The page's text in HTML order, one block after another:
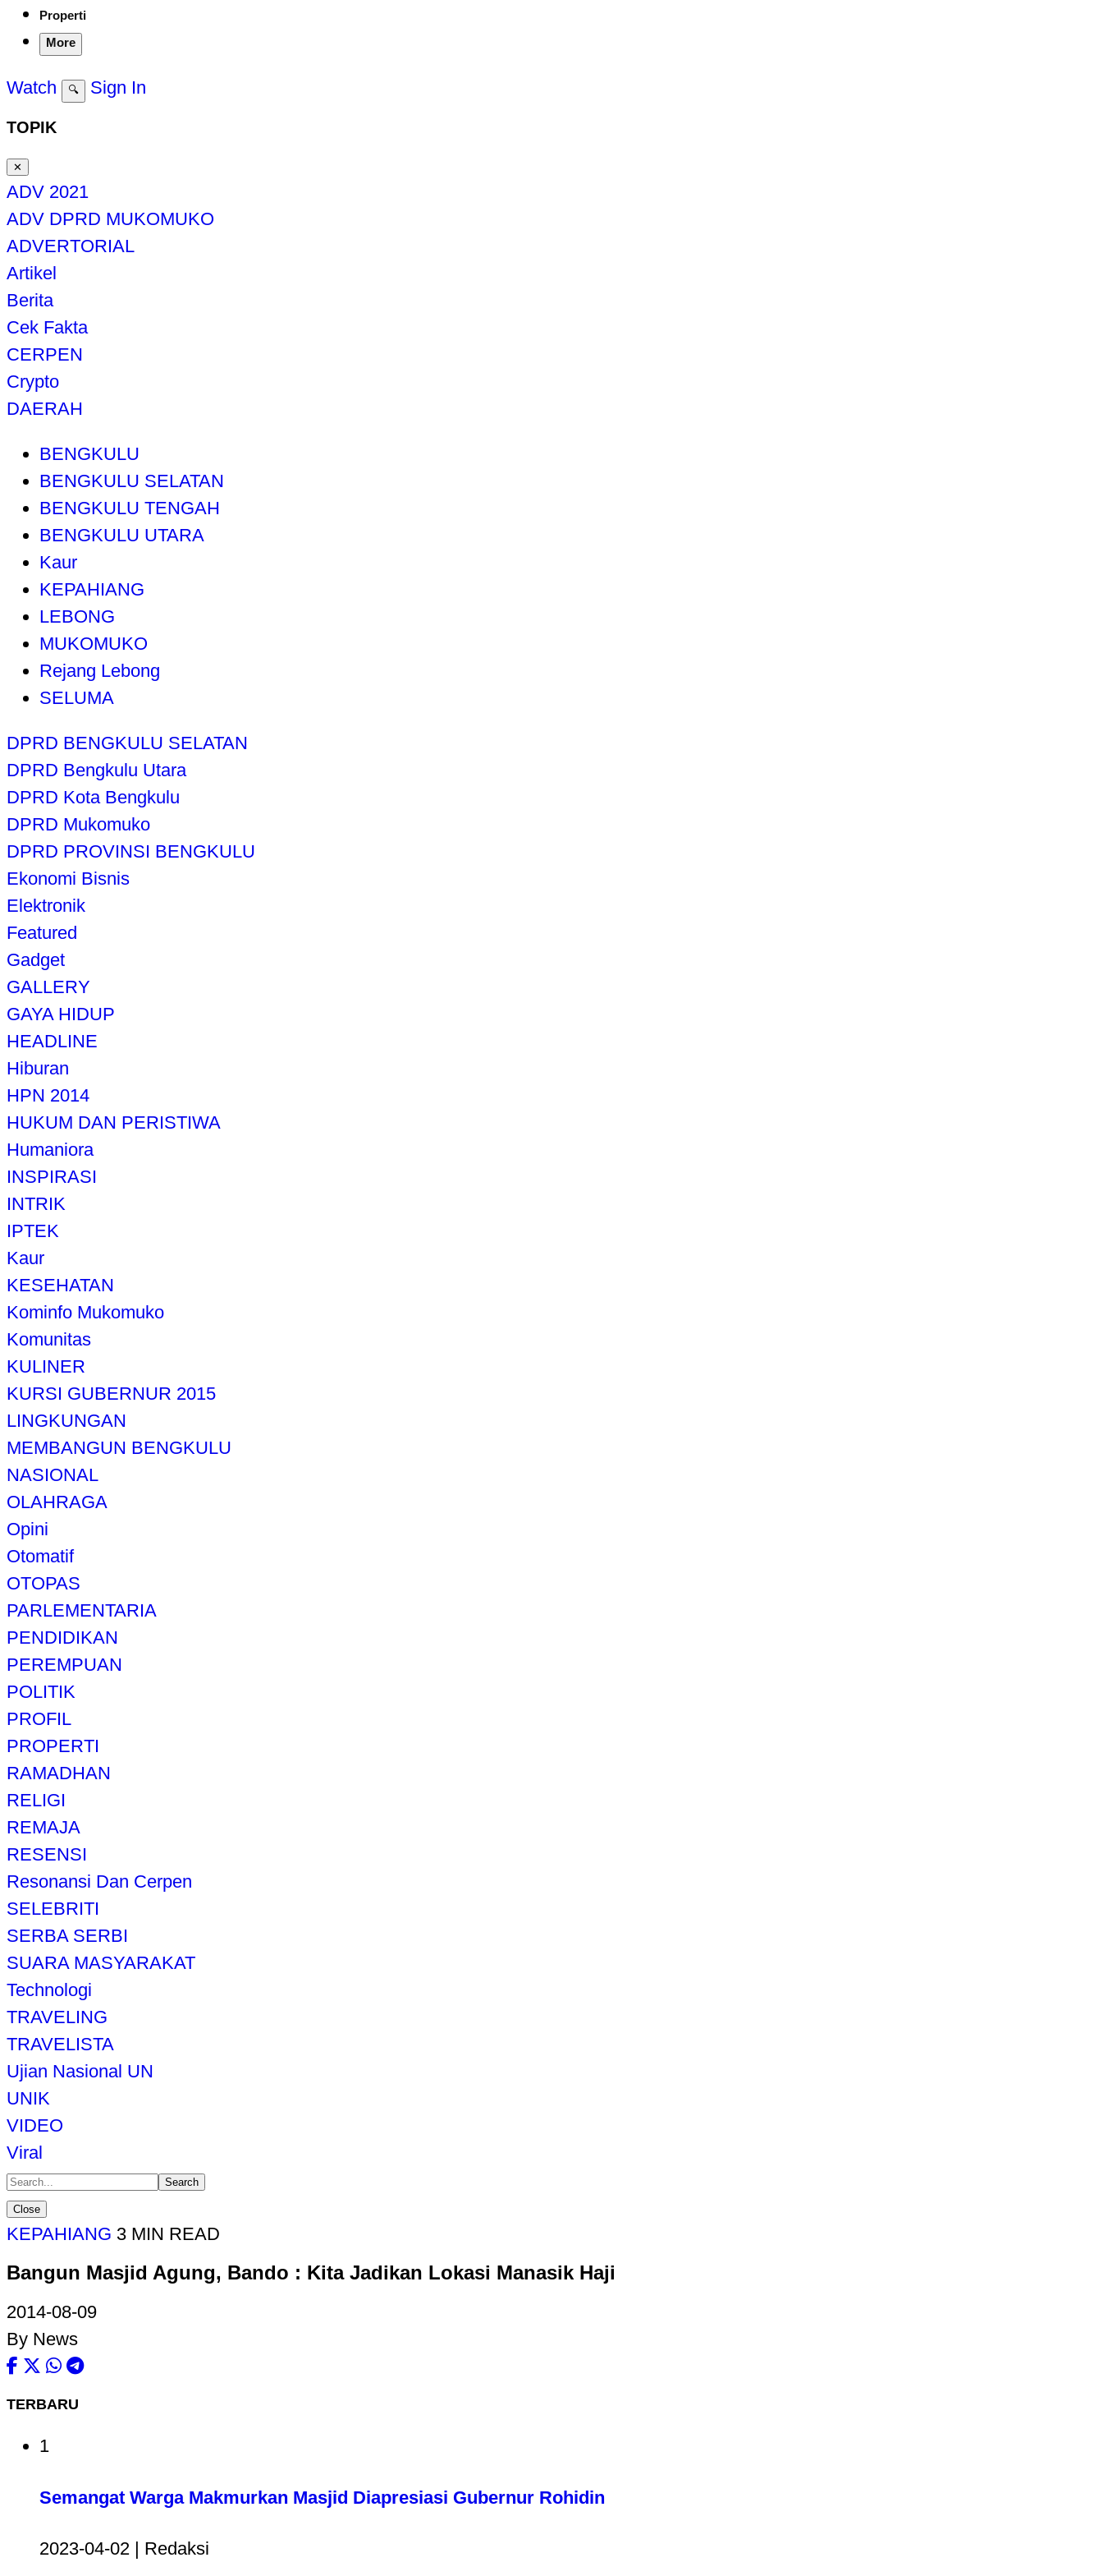
Properti
More
Watch 🔍 Sign In
TOPIK
✕
ADV 2021
ADV DPRD MUKOMUKO
ADVERTORIAL
Artikel
Berita
Cek Fakta
CERPEN
Crypto
DAERAH
BENGKULU
BENGKULU SELATAN
BENGKULU TENGAH
BENGKULU UTARA
Kaur
KEPAHIANG
LEBONG
MUKOMUKO
Rejang Lebong
SELUMA
DPRD BENGKULU SELATAN
DPRD Bengkulu Utara
DPRD Kota Bengkulu
DPRD Mukomuko
DPRD PROVINSI BENGKULU
Ekonomi Bisnis
Elektronik
Featured
Gadget
GALLERY
GAYA HIDUP
HEADLINE
Hiburan
HPN 2014
HUKUM DAN PERISTIWA
Humaniora
INSPIRASI
INTRIK
IPTEK
Kaur
KESEHATAN
Kominfo Mukomuko
Komunitas
KULINER
KURSI GUBERNUR 2015
LINGKUNGAN
MEMBANGUN BENGKULU
NASIONAL
OLAHRAGA
Opini
Otomatif
OTOPAS
PARLEMENTARIA
PENDIDIKAN
PEREMPUAN
POLITIK
PROFIL
PROPERTI
RAMADHAN
RELIGI
REMAJA
RESENSI
Resonansi Dan Cerpen
SELEBRITI
SERBA SERBI
SUARA MASYARAKAT
Technologi
TRAVELING
TRAVELISTA
Ujian Nasional UN
UNIK
VIDEO
Viral
Search
Close
KEPAHIANG 3 MIN READ
Bangun Masjid Agung, Bando : Kita Jadikan Lokasi Manasik Haji
2014-08-09
By News
TERBARU
1
Semangat Warga Makmurkan Masjid Diapresiasi Gubernur Rohidin
2023-04-02 | Redaksi